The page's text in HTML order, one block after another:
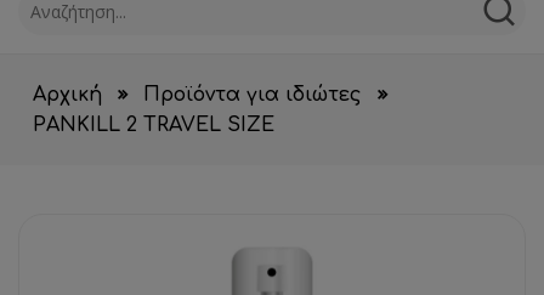
Αρχική
Προϊόντα για ιδιώτες
PANKILL 2 TRAVEL SIZE